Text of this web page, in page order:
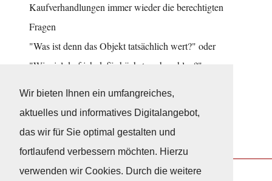
Wir bieten Ihnen ein umfangreiches,
aktuelles und informatives Digitalangebot,
das wir für Sie optimal gestalten und
fortlaufend verbessern möchten. Hierzu
verwenden wir Cookies. Durch die weitere
Kaufverhandlungen immer wieder die berechtigten
Fragen
"Was ist denn das Objekt tatsächlich wert?" oder
"Wieviel darf ich dafür höchstens bezahlen?".